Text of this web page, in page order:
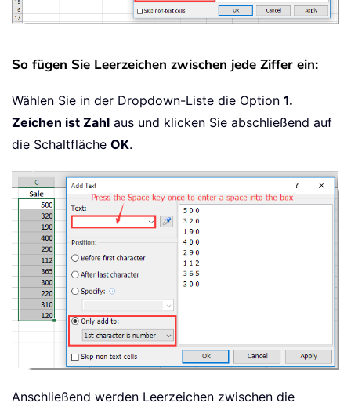
So fügen Sie Leerzeichen zwischen jede Ziffer ein:
Wählen Sie in der Dropdown-Liste die Option 1.
Zeichen ist Zahl aus und klicken Sie abschließend auf
die Schaltfläche OK.
Anschließend werden Leerzeichen zwischen die